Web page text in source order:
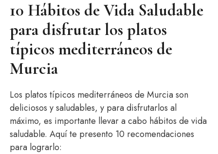
10 Hábitos de Vida Saludable
para disfrutar los platos
típicos mediterráneos de
Murcia
Los platos típicos mediterráneos de Murcia son
deliciosos y saludables, y para disfrutarlos al
máximo, es importante llevar a cabo hábitos de vida
saludable. Aquí te presento 10 recomendaciones
para lograrlo: